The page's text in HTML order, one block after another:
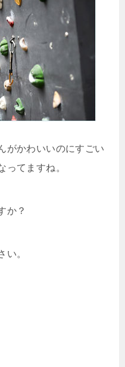
がかわいいのにすごい
ってますね。
か？
い。